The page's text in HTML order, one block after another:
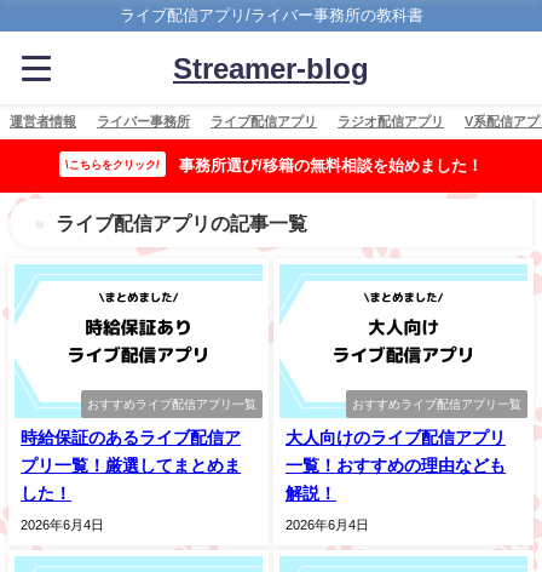
ライブ配信アプリ/ライバー事務所の教科書
Streamer-blog
運営者情報 ライバー事務所 ライブ配信アプリ ラジオ配信アプリ V系配信アプ
\こちらをクリック/ 事務所選び/移籍の無料相談を始めました！
ライブ配信アプリの記事一覧
おすすめライブ配信アプリ一覧
時給保証のあるライブ配信ア
プリ一覧！厳選してまとめま
した！
2026年6月4日
おすすめライブ配信アプリ一覧
大人向けのライブ配信アプリ
一覧！おすすめの理由なども
解説！
2026年6月4日